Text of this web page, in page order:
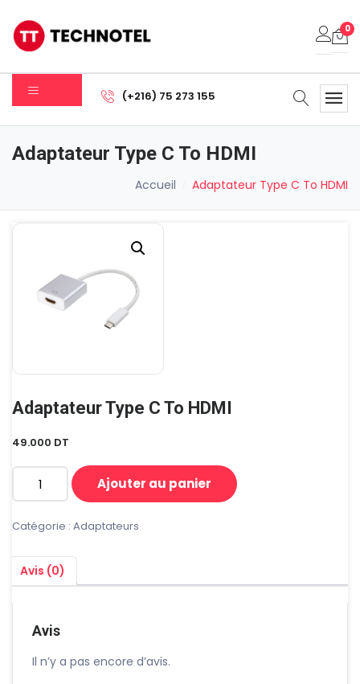
0
Votre panier est vide.
Sous-total: 0.000DT
Voir Le Panier Commander
(+216) 75 273 155
Adaptateur Type C To HDMI
Accueil Adaptateur Type C To HDMI
Adaptateur Type C To HDMI
49.000 DT
quantité
Adaptateur
C
To
HDMI
Ajouter au panier
Catégorie : Adaptateurs
Avis (0)
Avis
Il n’y a pas encore d’avis.